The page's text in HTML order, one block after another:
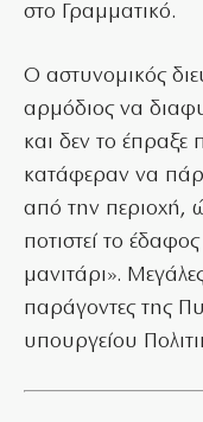
στο Γραμματικό.
Ο αστυνομικός
αρμόδιος να
και δεν το έπραξε
κατάφεραν να
από την περιοχή,
ποτιστεί το
μανιτάρι».
παράγοντες της
υπουργείου